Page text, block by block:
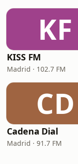
KF
KISS FM
Madrid · 102.7 FM
CD
Cadena Dial
Madrid · 91.7 FM